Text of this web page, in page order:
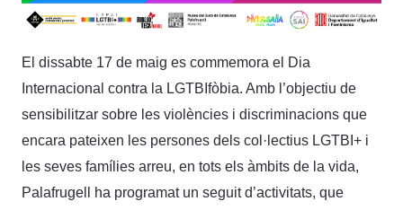
El dissabte 17 de maig es commemora el Dia
Internacional contra la LGTBIfòbia. Amb l’objectiu de
sensibilitzar sobre les violències i discriminacions que
encara pateixen les persones dels col·lectius LGTBI+ i
les seves famílies arreu, en tots els àmbits de la vida,
Palafrugell ha programat un seguit d’activitats, que